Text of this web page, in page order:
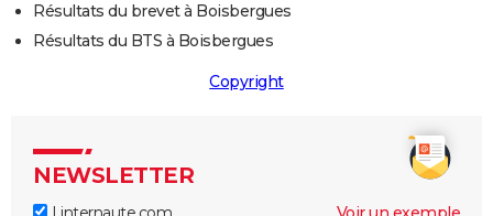
Résultats du brevet à Boisbergues
Résultats du BTS à Boisbergues
Copyright
NEWSLETTER